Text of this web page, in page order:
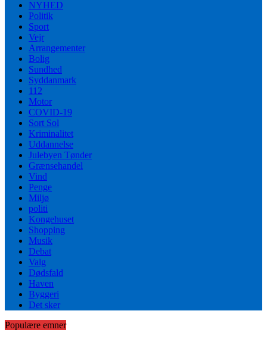
NYHED
Politik
Sport
Vejr
Arrangementer
Bolig
Sundhed
Syddanmark
112
Motor
COVID-19
Sort Sol
Kriminalitet
Uddannelse
Julebyen Tønder
Grænsehandel
Vind
Penge
Miljø
politi
Kongehuset
Shopping
Musik
Debat
Valg
Dødsfald
Haven
Byggeri
Det sker
Populære emner